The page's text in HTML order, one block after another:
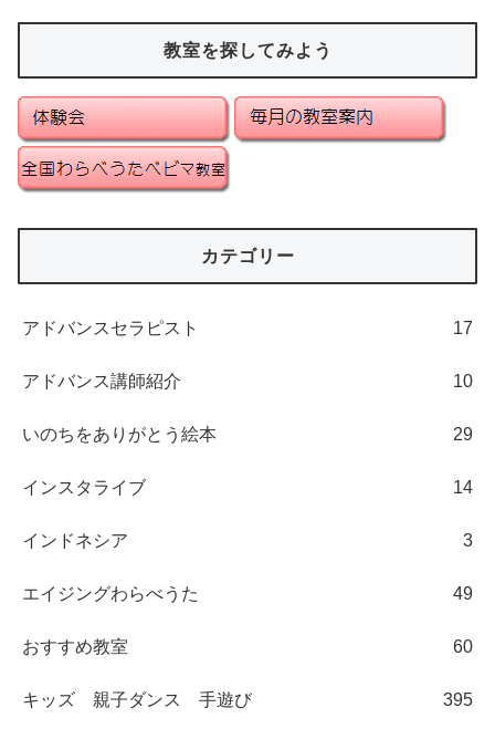
教室を探してみよう
カテゴリー
アドバンスセラピスト 17
アドバンス講師紹介 10
いのちをありがとう絵本 29
インスタライブ 14
インドネシア 3
エイジングわらべうた 49
おすすめ教室 60
キッズ 親子ダンス 手遊び 395